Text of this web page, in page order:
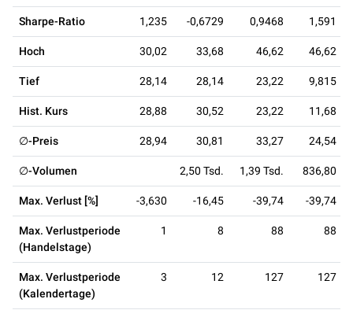
Sharpe-Ratio 1,235 -0,6729 0,9468 1,591
Hoch 30,02 33,68 46,62 46,62
Tief 28,14 28,14 23,22 9,815
Hist. Kurs 28,88 30,52 23,22 11,68
∅-Preis 28,94 30,81 33,27 24,54
∅-Volumen 2,50 Tsd. 1,39 Tsd. 836,80
Max. Verlust [%] -3,630 -16,45 -39,74 -39,74
Max. Verlustperiode
(Handelstage)
1 8 88 88
Max. Verlustperiode
(Kalendertage)
3 12 127 127